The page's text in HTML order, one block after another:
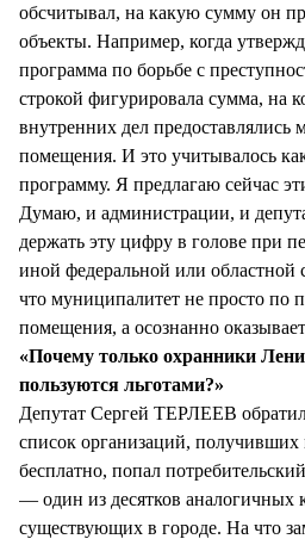
обсчитывал, на какую сумму он
объекты. Например, когда
программа по борьбе с
строкой фигурировала сумма, на
внутренних дел предоставлялись
помещения. И это учитывалось
программу. Я предлагаю сейчас
Думаю, и администрации, и
держать эту цифру в голове при
иной федеральной или областной
что муниципалитет не просто по
помещения, а осознанно
«Почему только охранники
пользуются льготами?»
Депутат Сергей ТЕРЛЕЕВ
список организаций,
бесплатно, попал
— один из десятков аналогичных
существующих в городе. На что